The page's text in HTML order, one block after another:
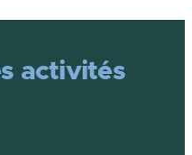
activités